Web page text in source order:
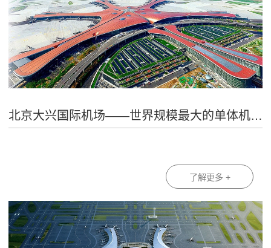
北京大兴国际机场——世界规模最大的单体机场航站楼
了解更多 +